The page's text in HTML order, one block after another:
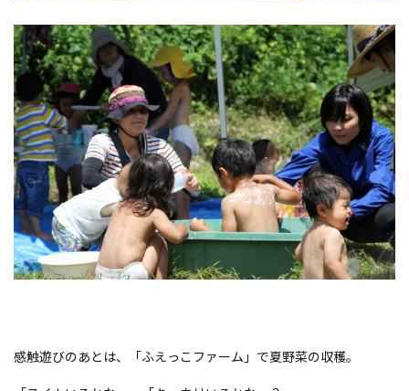
感触遊びのあとは、「ふえっこファーム」で夏野菜の収穫。